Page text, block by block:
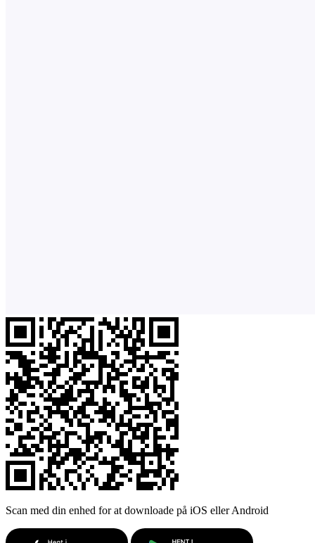
Scan med din enhed for at downloade på iOS eller Android